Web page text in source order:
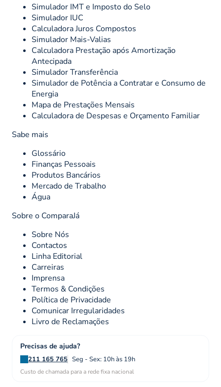
Simulador IMT e Imposto do Selo
Simulador IUC
Calculadora Juros Compostos
Simulador Mais-Valias
Calculadora Prestação após Amortização
Antecipada
Simulador Transferência
Simulador de Potência a Contratar e Consumo de
Energia
Mapa de Prestações Mensais
Calculadora de Despesas e Orçamento Familiar
Sabe mais
Glossário
Finanças Pessoais
Produtos Bancários
Mercado de Trabalho
Água
Sobre o ComparaJá
Sobre Nós
Contactos
Linha Editorial
Carreiras
Imprensa
Termos & Condições
Política de Privacidade
Comunicar Irregularidades
Livro de Reclamações
Precisas de ajuda?
211 165 765 Seg - Sex: 10h às 19h
Custo de chamada para a rede fixa nacional